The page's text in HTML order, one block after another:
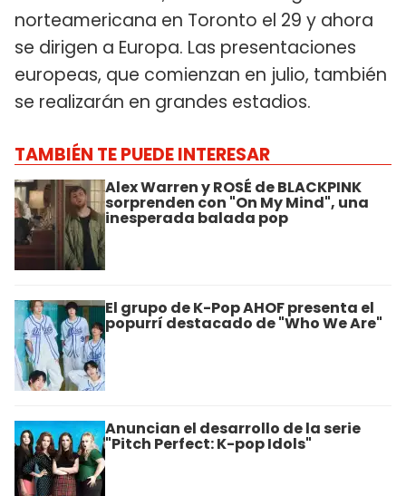
norteamericana en Toronto el 29 y ahora
se dirigen a Europa. Las presentaciones
europeas, que comienzan en julio, también
se realizarán en grandes estadios.
TAMBIÉN TE PUEDE INTERESAR
Alex Warren y ROSÉ de BLACKPINK
sorprenden con "On My Mind", una
inesperada balada pop
El grupo de K-Pop AHOF presenta el
popurrí destacado de "Who We Are"
Anuncian el desarrollo de la serie
"Pitch Perfect: K-pop Idols"